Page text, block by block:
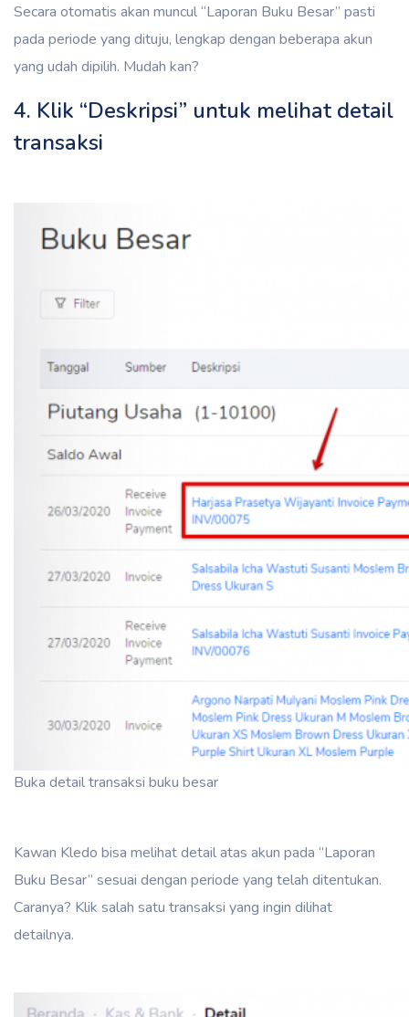
Secara otomatis akan muncul “Laporan Buku Besar” pasti
pada periode yang dituju, lengkap dengan beberapa akun
yang udah dipilih. Mudah kan?
4. Klik “Deskripsi” untuk melihat detail
transaksi
Buka detail transaksi buku besar
Kawan Kledo bisa melihat detail atas akun pada “Laporan
Buku Besar” sesuai dengan periode yang telah ditentukan.
Caranya? Klik salah satu transaksi yang ingin dilihat
detailnya.